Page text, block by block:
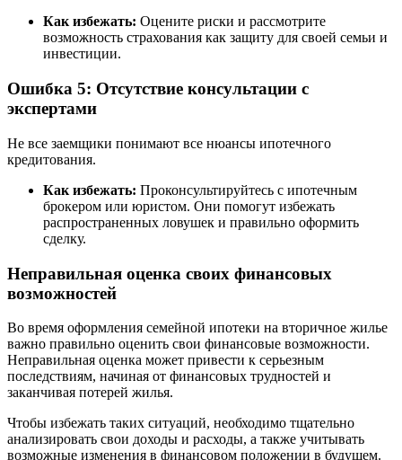
Как избежать: Оцените риски и рассмотрите
возможность страхования как защиту для своей семьи и
инвестиции.
Ошибка 5: Отсутствие консультации с
экспертами
Не все заемщики понимают все нюансы ипотечного
кредитования.
Как избежать: Проконсультируйтесь с ипотечным
брокером или юристом. Они помогут избежать
распространенных ловушек и правильно оформить
сделку.
Неправильная оценка своих финансовых
возможностей
Во время оформления семейной ипотеки на вторичное жилье
важно правильно оценить свои финансовые возможности.
Неправильная оценка может привести к серьезным
последствиям, начиная от финансовых трудностей и
заканчивая потерей жилья.
Чтобы избежать таких ситуаций, необходимо тщательно
анализировать свои доходы и расходы, а также учитывать
возможные изменения в финансовом положении в будущем.